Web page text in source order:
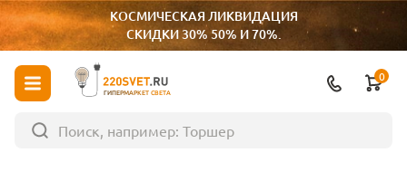
КОСМИЧЕСКАЯ ЛИКВИДАЦИЯ
СКИДКИ 30% 50% И 70%.
ГИПЕРМАРКЕТ СВЕТА
0